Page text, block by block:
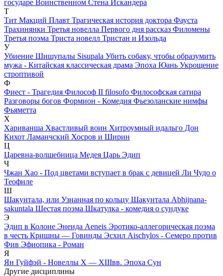
государе Воинственном Стена Искандера
Т
Тит Макций Плавт Трагическая история доктора Фауста
Трахинянки Третья новелла Первого дня рассказ Филомены
Третья поэма Триста новелл Тристан и Изольда
У
Убиение Шишупалы Sisupala Убить собаку, чтобы образумить
мужа - Китайская классическая драма Эпоха Юань Укрощение
строптивой
Ф
Фиест - Трагедия Философ II filosofo Философская сатира
Разговоры богов Формион - Комедия Фьезоланские нимфы
Фьяметта
Х
Хариванша Хвастливый воин Хитроумный идальго Дон
Кихот Ламанчский Хосров и Ширин
Ц
Царевна-волшебница Медея Царь Эдип
Ч
Чжан Хао - Под цветами вступает в брак с девицей Ли Чудо о
Теофиле
Ш
Шакунтала, или Узнанная по кольцу Шакунтала Abhijnana-
sakuntala Шестая поэма Шкатулка - комедия о сундуке
Э
Эдип в Колоне Энеида Aeneis Эротико-аллегорическая поэма
в честь Кришны — Говинды Эсхил Aischylos - Семеро против
Фив Эфиопика - Роман
Я
Ян Гуйфэй - Новеллы Х — ХIIIвв. Эпоха Сун
Другие дисциплины